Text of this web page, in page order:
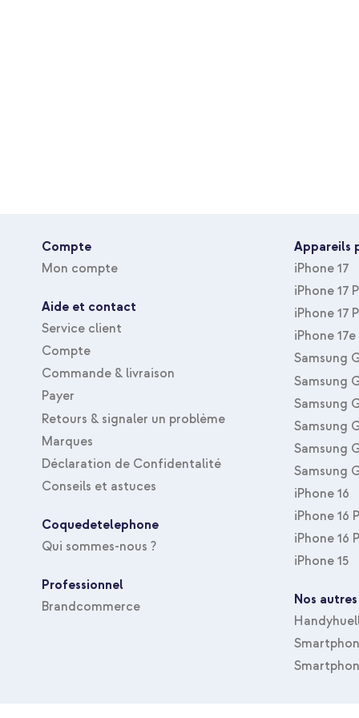
Compte
Mon compte
Aide et contact
Service client
Compte
Commande & livraison
Payer
Retours & signaler un problème
Marques
Déclaration de Confidentalité
Conseils et astuces
Coquedetelephone
Qui sommes-nous ?
Professionnel
Brandcommerce
Appareils
iPhone 17
iPhone 17
iPhone 17
iPhone 17e
Samsung
Samsung
Samsung
Samsung
Samsung
Samsung
iPhone 16
iPhone 16
iPhone 16
iPhone 15
Nos